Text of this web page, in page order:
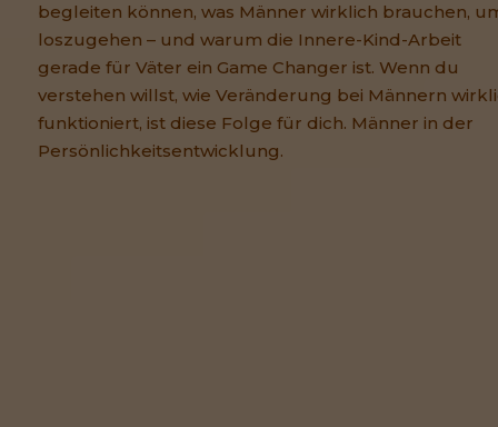
begleiten können, was Männer wirklich brauchen,
loszugehen – und warum die Innere-Kind-Arbeit
gerade für Väter ein Game Changer ist. Wenn du
verstehen willst, wie Veränderung bei Männern
funktioniert, ist diese Folge für dich. Männer in der
Persönlichkeitsentwicklung.